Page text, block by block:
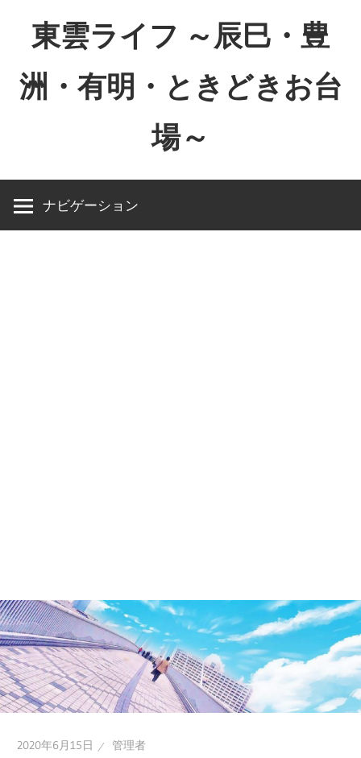
東雲ライフ ～辰巳・豊
洲・有明・ときどきお台
場～
ラ
～
ナビゲーション
2020年6月15日 管理者